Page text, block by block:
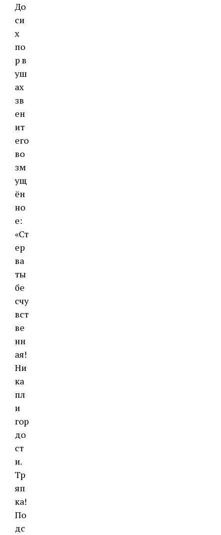
До
си
х
по
р в
уш
ах
зв
ен
ит
его
во
зм
ущ
ён
но
е:
«Ст
ер
ва
ты
бе
счу
вст
ве
нн
ая!
Ни
ка
пл
и
гор
до
ст
и.
Тр
яп
ка!
По
дс